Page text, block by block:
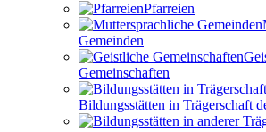
Pfarreien
Gemeinden
Gemeinschaften
Bildungsstätten in Trägerschaft